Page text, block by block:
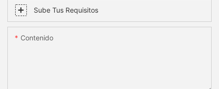
Sube Tus Requisitos
Contenido